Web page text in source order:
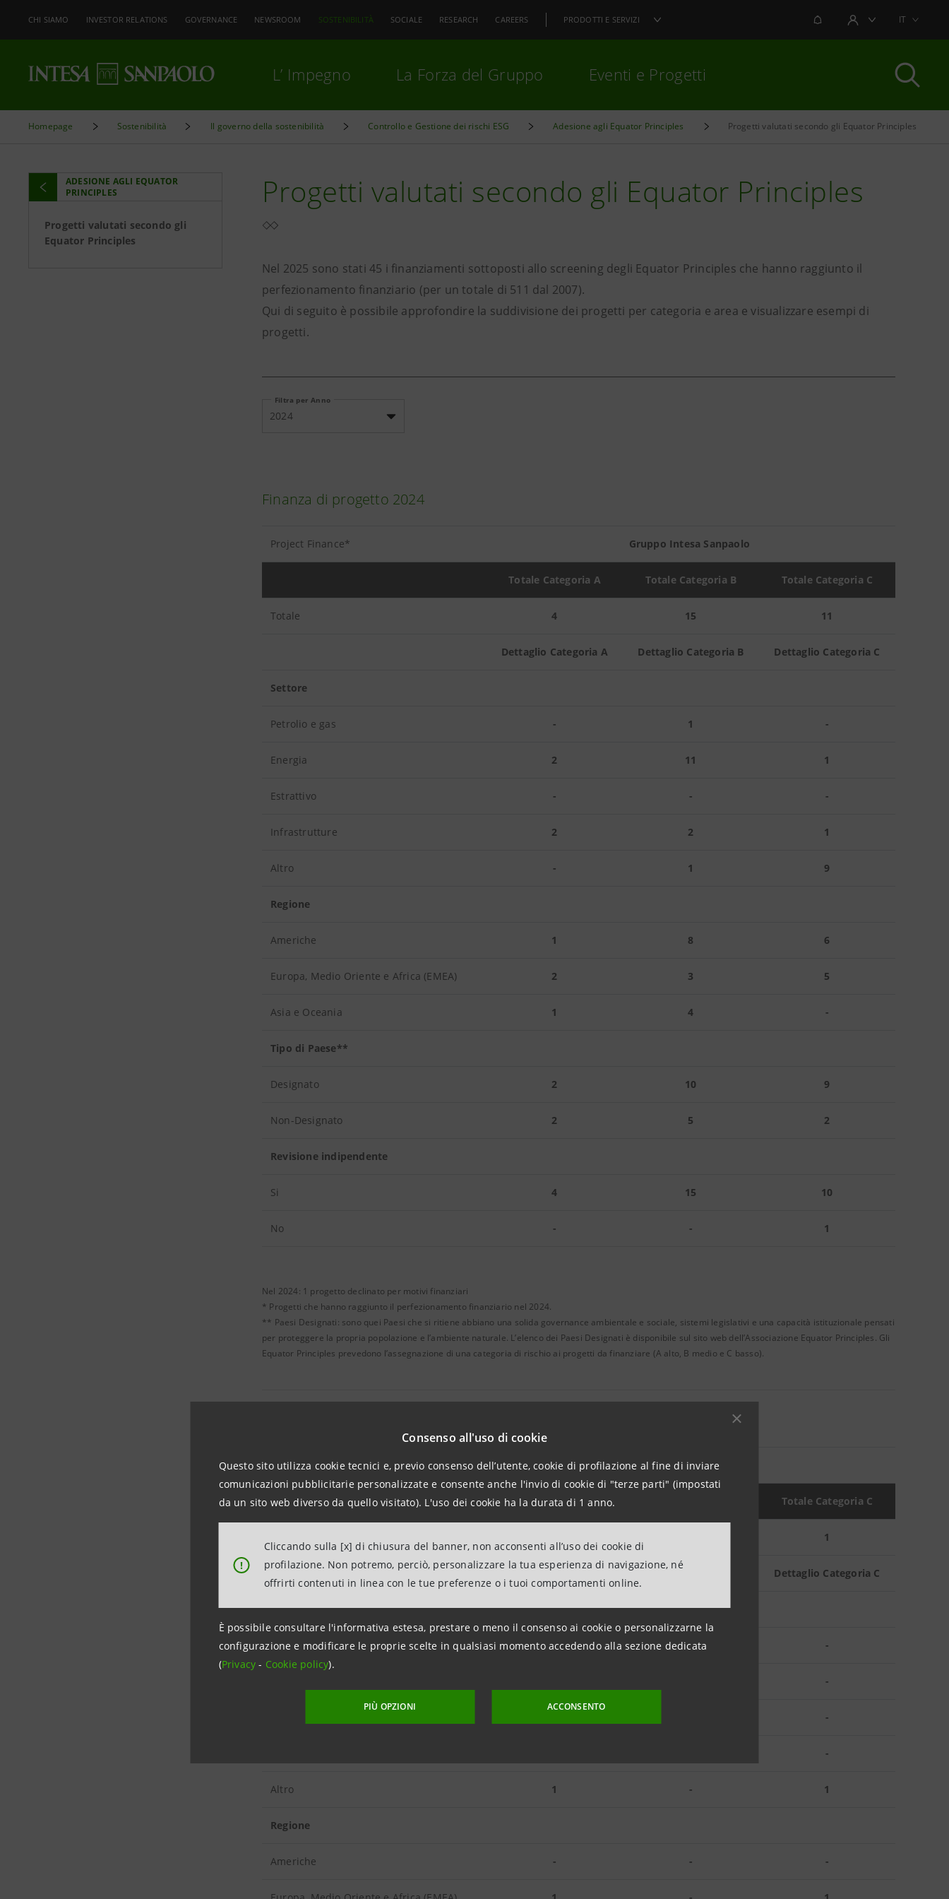
Consenso all'uso di cookie
Questo sito utilizza cookie tecnici e, previo consenso dell’utente, cookie di profilazione al fine di inviare
comunicazioni pubblicitarie personalizzate e consente anche l'invio di cookie di "terze parti" (impostati
da un sito web diverso da quello visitato). L'uso dei cookie ha la durata di 1 anno.
!
Cliccando sulla [x] di chiusura del banner, non acconsenti all’uso dei cookie di
profilazione. Non potremo, perciò, personalizzare la tua esperienza di navigazione, né
offrirti contenuti in linea con le tue preferenze o i tuoi comportamenti online.
È possibile consultare l'informativa estesa, prestare o meno il consenso ai cookie o personalizzarne la
configurazione e modificare le proprie scelte in qualsiasi momento accedendo alla sezione dedicata
(Privacy- Cookie policy).
PIÙ OPZIONI ACCONSENTO
CHI SIAMO INVESTOR RELATIONS GOVERNANCE NEWSROOM SOSTENIBILITÀ SOCIALE RESEARCH CAREERS PRODOTTI E SERVIZI NOTIFICHEAREA UTENTEIT
L’ Impegno La Forza del Gruppo Eventi e Progetti
Homepage Sostenibilità Il governo della sostenibilità Controllo e Gestione dei rischi ESG Adesione agli Equator Principles Progetti valutati secondo gli Equator Principles
ADESIONE AGLI EQUATOR
PRINCIPLES
Progetti valutati secondo gli
Equator Principles
Progetti valutati secondo gli Equator Principles
Nel 2025 sono stati 45 i finanziamenti sottoposti allo screening degli Equator Principles che hanno raggiunto il
perfezionamento finanziario (per un totale di 511 dal 2007).
Qui di seguito è possibile approfondire la suddivisione dei progetti per categoria e area e visualizzare esempi di
progetti.
Filtra per Anno
2024
Finanza di progetto 2024
Project Finance* Gruppo Intesa Sanpaolo
Totale Categoria A Totale Categoria B Totale Categoria C
Totale 4 15 11
Dettaglio Categoria A Dettaglio Categoria B Dettaglio Categoria C
Settore
Petrolio e gas - 1 -
Energia 2 11 1
Estrattivo - - -
Infrastrutture 2 2 1
Altro - 1 9
Regione
Americhe 1 8 6
Europa, Medio Oriente e Africa (EMEA) 2 3 5
Asia e Oceania 1 4 -
Tipo di Paese**
Designato 2 10 9
Non-Designato 2 5 2
Revisione indipendente
Si 4 15 10
No - - 1
Nel 2024: 1 progetto declinato per motivi finanziari
* Progetti che hanno raggiunto il perfezionamento finanziario nel 2024.
** Paesi Designati: sono quei Paesi che si ritiene abbiano una solida governance ambientale e sociale, sistemi legislativi e una capacità istituzionale pensati
per proteggere la propria popolazione e l’ambiente naturale. L’elenco dei Paesi Designati è disponibile sul sito web dell’Associazione Equator Principles. Gli
Equator Principles prevedono l’assegnazione di una categoria di rischio ai progetti da finanziare (A alto, B medio e C basso).
Progetti relativi ai corporate loans* Gruppo Intesa Sanpaolo
Totale Categoria A Totale Categoria C
1
Dettaglio Categoria A Dettaglio Categoria B Dettaglio Categoria C
Settore
Petrolio e gas - - -
-
-
-
Altro 1 - 1
Regione
Americhe - - -